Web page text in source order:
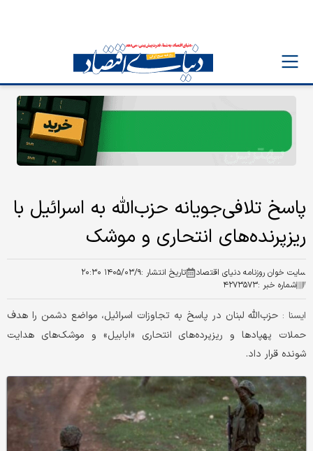
پاسخ تلافی‌جویانه حزب‌الله به اسرائیل با
ریزپرنده‌های انتحاری و موشک
سایت خوان روزنامه دنیای اقتصاد تاریخ انتشار :۱۴۰۵/۰۳/۹ ۲۰:۳۰
شماره خبر :۴۲۷۳۵۷۳
ايسنا : حزب‌الله لبنان در پاسخ به تجاوزات اسرائیل، مواضع دشمن را هدف
حملات پهپادها و ریزپرده‌های انتحاری «ابابیل» و موشک‌های هدایت
شونده قرار داد.